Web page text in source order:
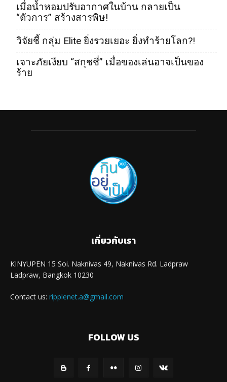
เมื่อน้ำหอมปรับอากาศในบ้าน กลายเป็น
“ตัวการ” สร้างสารพิษ!
วิจัยชี้ กลุ่ม Elite ยิ่งรวยเยอะ ยิ่งทำร้ายโลก?!
เจาะภัยเงียบ “สกุชชี่” เมื่อของเล่นอาจเป็นของ
ร้าย
เกี่ยวกับเรา
KINYUPEN 15 Soi. Naknivas 49, Naknivas Rd. Ladpraw
Ladpraw, Bangkok 10230
Contact us: ripplenet.a@gmail.com
FOLLOW US